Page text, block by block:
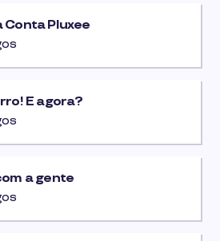
Conta Pluxee
E agora?
a gente